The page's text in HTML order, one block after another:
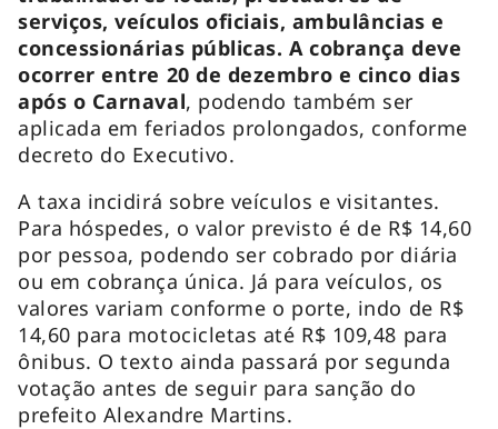
serviços, veículos oficiais, ambulâncias e
concessionárias públicas. A cobrança deve
ocorrer entre 20 de dezembro e cinco dias
após o Carnaval, podendo também ser
aplicada em feriados prolongados, conforme
decreto do Executivo.
A taxa incidirá sobre veículos e visitantes.
Para hóspedes, o valor previsto é de R$ 14,60
por pessoa, podendo ser cobrado por diária
ou em cobrança única. Já para veículos, os
valores variam conforme o porte, indo de R$
14,60 para motocicletas até R$ 109,48 para
ônibus. O texto ainda passará por segunda
votação antes de seguir para sanção do
prefeito Alexandre Martins.